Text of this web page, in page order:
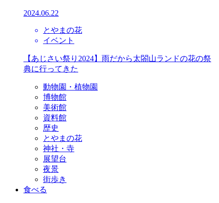
2024.06.22
とやまの花
イベント
【あじさい祭り2024】雨だから太閤山ランドの花の祭
典に行ってきた
動物園・植物園
博物館
美術館
資料館
歴史
とやまの花
神社・寺
展望台
夜景
街歩き
食べる